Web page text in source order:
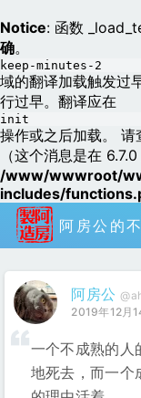
Notice: 函数
确。
keep-minutes-2
域的翻译加载触发过
行过早。翻译应在
init
操作或之后加载。 请
（这个消息是在
/www/wwwroot/
includes/
阿房公的
阿房公
2019年12月
一个不成熟的人
地死去，而一个